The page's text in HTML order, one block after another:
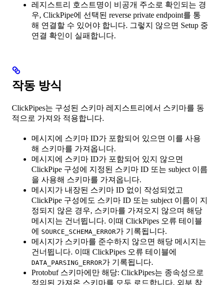
레지스트리 호스트명이 비공개 주소로 확인되는 경
우, ClickPipe에 선택된 reverse private endpoint를 통
해 연결할 수 있어야 합니다. 그렇지 않으면 Setup 중
연결 확인이 실패합니다.
작동 방식
ClickPipes는 구성된 스키마 레지스트리에서 스키마를 동
적으로 가져와 적용합니다.
메시지에 스키마 ID가 포함되어 있으면 이를 사용
해 스키마를 가져옵니다.
메시지에 스키마 ID가 포함되어 있지 않으면
ClickPipe 구성에 지정된 스키마 ID 또는 subject 이름
을 사용해 스키마를 가져옵니다.
메시지가 내장된 스키마 ID 없이 작성되었고
ClickPipe 구성에도 스키마 ID 또는 subject 이름이 지
정되지 않은 경우, 스키마를 가져오지 않으며 해당
메시지는 건너뜁니다. 이때 ClickPipes 오류 테이블
에
SOURCE_SCHEMA_ERROR가 기록됩니다.
메시지가 스키마를 준수하지 않으면 해당 메시지는
건너뜁니다. 이때 ClickPipes 오류 테이블에
DATA_PARSING_ERROR가 기록됩니다.
Protobuf 스키마에만 해당: ClickPipes는 종속성으로
정의된 가져온 스키마를 모두 로드합니다. 외부 참